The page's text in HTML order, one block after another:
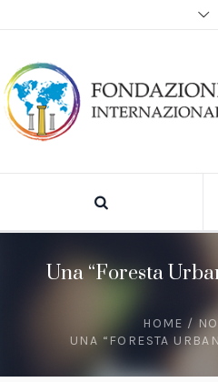
Una “Foresta
HOME /
UNA “FORESTA